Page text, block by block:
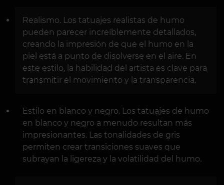
Realismo. Los tatuajes realistas de humo
pueden parecer increíblemente detallados,
creando la impresión de que el humo en la
piel está a punto de disolverse en el aire. En
este estilo, la habilidad del artista es clave para
transmitir el movimiento y la transparencia.
Estilo en blanco y negro. Los tatuajes de humo
en blanco y negro a menudo resultan más
impresionantes. Las tonalidades de gris
permiten crear transiciones suaves que
subrayan la ligereza y la volatilidad del humo.